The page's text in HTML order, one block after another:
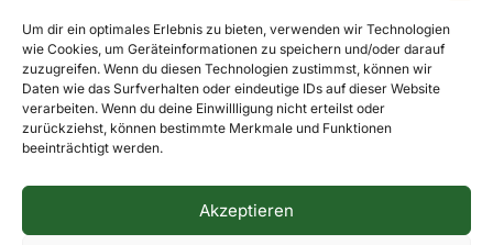
Um dir ein optimales Erlebnis zu bieten, verwenden wir Technologien
wie Cookies, um Geräteinformationen zu speichern und/oder darauf
zuzugreifen. Wenn du diesen Technologien zustimmst, können wir
Daten wie das Surfverhalten oder eindeutige IDs auf dieser Website
verarbeiten. Wenn du deine Einwillligung nicht erteilst oder
zurückziehst, können bestimmte Merkmale und Funktionen
beeinträchtigt werden.
Akzeptieren
Impressum Datenschutzerklärung Dorfkontakte